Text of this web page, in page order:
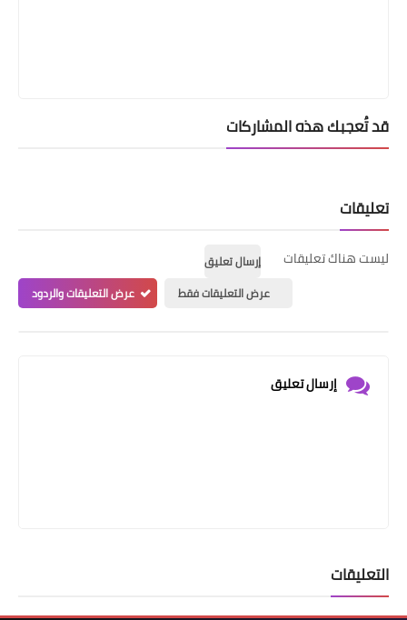
قد تُعجبك هذه المشاركات
تعليقات
ليست هناك تعليقات
إرسال تعليق
عرض التعليقات فقط
عرض التعليقات والردود
إرسال تعليق
التعليقات